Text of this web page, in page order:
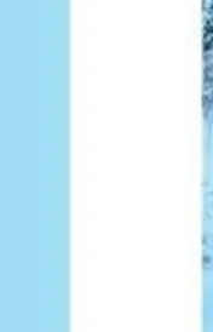
Elämäni on ollut
syviä surun kuiluja.
kuin tyhjästä. Niitä olen
sointuja. Kertomuksia
jakaa ne muillekin
myrskyää. Vaikeuksien
sieluumme ja karkottaa